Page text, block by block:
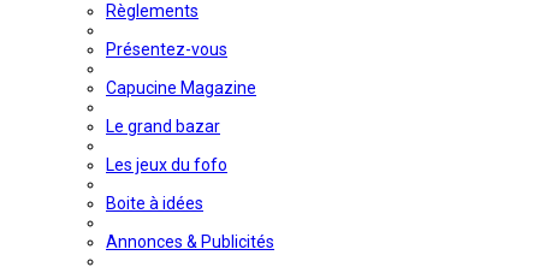
Règlements
Présentez-vous
Capucine Magazine
Le grand bazar
Les jeux du fofo
Boite à idées
Annonces & Publicités